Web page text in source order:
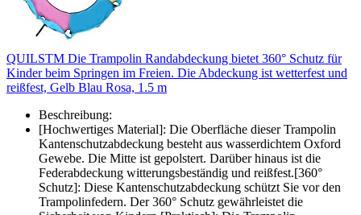
QUILSTM Die Trampolin Randabdeckung bietet 360° Schutz für
Kinder beim Springen im Freien. Die Abdeckung ist wetterfest und
reißfest, Gelb Blau Rosa, 1.5 m
Beschreibung:
[Hochwertiges Material]: Die Oberfläche dieser Trampolin
Kantenschutzabdeckung besteht aus wasserdichtem Oxford
Gewebe. Die Mitte ist gepolstert. Darüber hinaus ist die
Federabdeckung witterungsbeständig und reißfest.[360°
Schutz]: Diese Kantenschutzabdeckung schützt Sie vor den
Trampolinfedern. Der 360° Schutz gewährleistet die